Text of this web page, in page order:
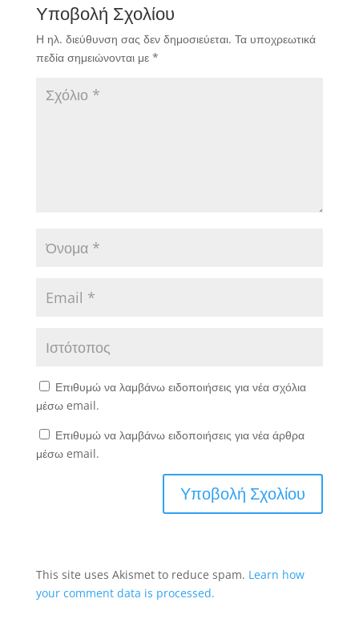
Υποβολή Σχολίου
Η ηλ. διεύθυνση σας δεν δημοσιεύεται. Τα υποχρεωτικά
πεδία σημειώνονται με *
Επιθυμώ να λαμβάνω ειδοποιήσεις για νέα σχόλια
μέσω email.
Επιθυμώ να λαμβάνω ειδοποιήσεις για νέα άρθρα
μέσω email.
This site uses Akismet to reduce spam. Learn how
your comment data is processed.